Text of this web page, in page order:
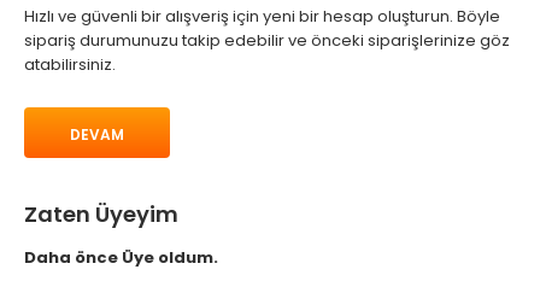
Hızlı ve güvenli bir alışveriş için yeni bir hesap oluşturun. Böyle
sipariş durumunuzu takip edebilir ve önceki siparişlerinize göz
atabilirsiniz.
DEVAM
Zaten Üyeyim
Daha önce Üye oldum.